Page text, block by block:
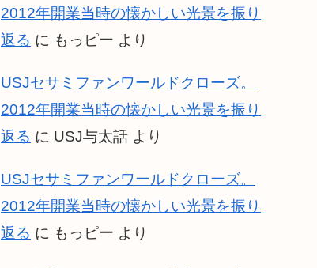
2012年開業当時の懐かしい光景を振り
返る に もっピー より
USJセサミファンワールドクローズ。
2012年開業当時の懐かしい光景を振り
返る に USJ与太話 より
USJセサミファンワールドクローズ。
2012年開業当時の懐かしい光景を振り
返る に もっピー より